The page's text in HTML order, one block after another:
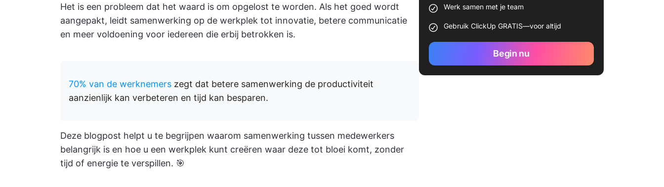
Het is een probleem dat het waard is om opgelost te worden. Als het goed wordt
aangepakt, leidt samenwerking op de werkplek tot innovatie, betere communicatie
en meer voldoening voor iedereen die erbij betrokken is.
70% van de werknemers zegt dat betere samenwerking de productiviteit
aanzienlijk kan verbeteren en tijd kan besparen.
Deze blogpost helpt u te begrijpen waarom samenwerking tussen medewerkers
belangrijk is en hoe u een werkplek kunt creëren waar deze tot bloei komt, zonder
tijd of energie te verspillen. 🎯
Werk samen met je team
Gebruik ClickUp GRATIS—voor altijd
Begin nu